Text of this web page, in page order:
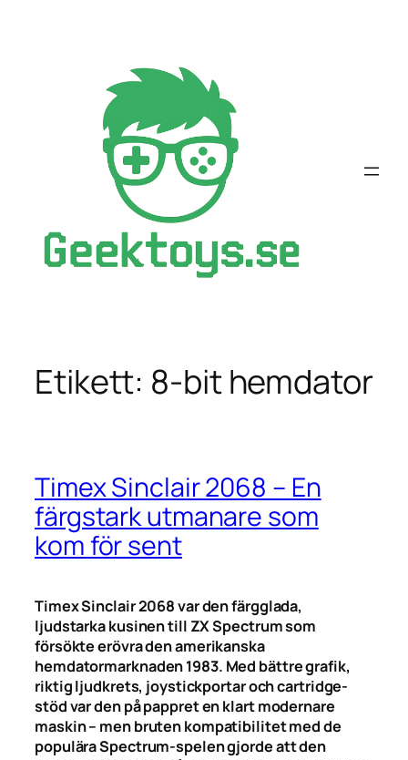
Etikett: 8-bit hemdator
Timex Sinclair 2068 – En
färgstark utmanare som
kom för sent
Timex Sinclair 2068 var den färgglada,
ljudstarka kusinen till ZX Spectrum som
försökte erövra den amerikanska
hemdatormarknaden 1983. Med bättre grafik,
riktig ljudkrets, joystickportar och cartridge-
stöd var den på pappret en klart modernare
maskin – men bruten kompatibilitet med de
populära Spectrum-spelen gjorde att den